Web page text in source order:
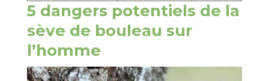
5 dangers potentiels de la
sève de bouleau sur
l’homme